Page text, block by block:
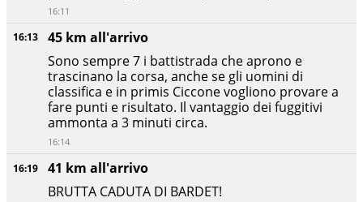
16:19
41 km all'arrivo
BRUTTA CADUTA DI BARDET!
16:13
45 km all'arrivo
Sono sempre 7 i battistrada che aprono e
trascinano la corsa, anche se gli uomini di
classifica e in primis Ciccone vogliono provare a
fare punti e risultato. Il vantaggio dei fuggitivi
ammonta a 3 minuti circa.
16:14
16:11